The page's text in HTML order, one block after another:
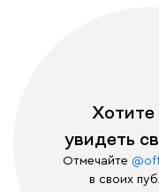
Хотите
увидеть
Отмечайте
в своих